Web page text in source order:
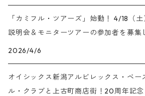
「カミフル・ツアーズ」始動！ 4/18（
説明会＆モニターツアーの参加者を募集
す✨
2026/4/6
オイシックス新潟アルビレックス・ベー
ル・クラブと上古町商店街！20周年記